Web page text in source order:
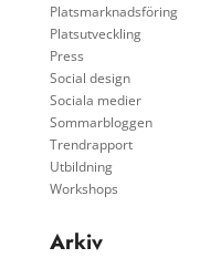
Platsmarknadsföring
Platsutveckling
Press
Social design
Sociala medier
Sommarbloggen
Trendrapport
Utbildning
Workshops
Arkiv